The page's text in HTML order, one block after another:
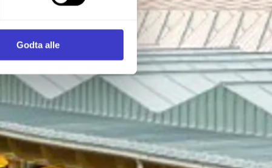
inn og behandler
Godta alle